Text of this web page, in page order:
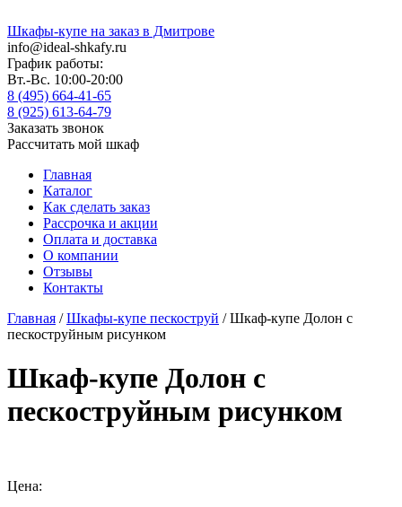
Шкафы-купе на заказ в Дмитрове
info@ideal-shkafy.ru
График работы:
Вт.-Вс. 10:00-20:00
8 (495) 664-41-65
8 (925) 613-64-79
Заказать звонок
Рассчитать мой шкаф
Главная
Каталог
Как сделать заказ
Рассрочка и акции
Оплата и доставка
О компании
Отзывы
Контакты
Главная /Шкафы-купе пескоструй / Шкаф-купе Долон с
пескоструйным рисунком
Шкаф-купе Долон с
пескоструйным рисунком
Цена: